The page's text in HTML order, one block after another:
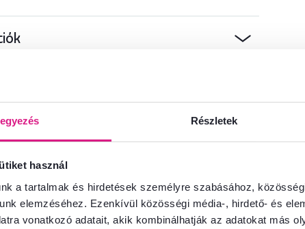
Részletek
használ
a tartalmak és hirdetések személyre szabásához,
elemzéséhez. Ezenkívül közösségi média-, hirdető- és
vonatkozó adatait, akik kombinálhatják az adatokat más
információkat?
és örömmel adunk tanácsot
Beszélgetés indítása